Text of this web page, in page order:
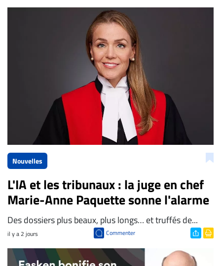
Bien à vous,
La Rédaction de Droit-inc.com
Nouvelles
L'IA et les tribunaux : la juge en chef
Marie-Anne Paquette sonne l'alarme
Des dossiers plus beaux, plus longs… et truffés de...
il y a 2 jours Commenter